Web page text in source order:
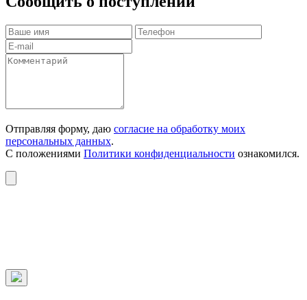
Отправляя форму, даю согласие на обработку моих
персональных данных.
С положениями Политики конфиденциальности ознакомился.